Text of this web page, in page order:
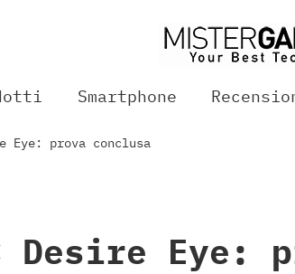
Smartphone
Eye: prova conclusa
Desire Eye: